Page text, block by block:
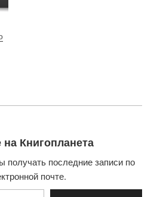
Книгопланета
получать последние записи по
почте.